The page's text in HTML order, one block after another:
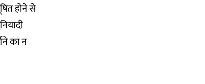
होने से
का न